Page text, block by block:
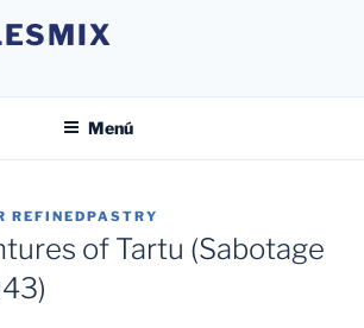
Menú
REFINEDPASTRY
of Tartu (Sabotage